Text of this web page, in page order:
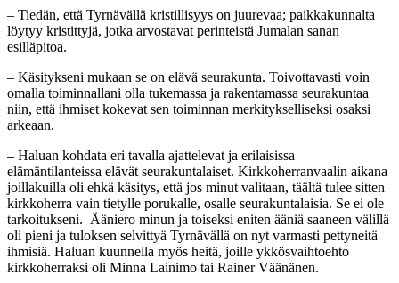
– Tiedän, että Tyrnävällä kristillisyys on juurevaa; paikkakunnalta
löytyy kristittyjä, jotka arvostavat perinteistä Jumalan sanan
esilläpitoa.
– Käsitykseni mukaan se on elävä seurakunta. Toivottavasti voin
omalla toiminnallani olla tukemassa ja rakentamassa seurakuntaa
niin, että ihmiset kokevat sen toiminnan merkitykselliseksi osaksi
arkeaan.
– Haluan kohdata eri tavalla ajattelevat ja erilaisissa
elämäntilanteissa elävät seurakuntalaiset. Kirkkoherranvaalin aikana
joillakuilla oli ehkä käsitys, että jos minut valitaan, täältä tulee sitten
kirkkoherra vain tietylle porukalle, osalle seurakuntalaisia. Se ei ole
tarkoitukseni. Ääniero minun ja toiseksi eniten ääniä saaneen välillä
oli pieni ja tuloksen selvittyä Tyrnävällä on nyt varmasti pettyneitä
ihmisiä. Haluan kuunnella myös heitä, joille ykkösvaihtoehto
kirkkoherraksi oli Minna Lainimo tai Rainer Väänänen.